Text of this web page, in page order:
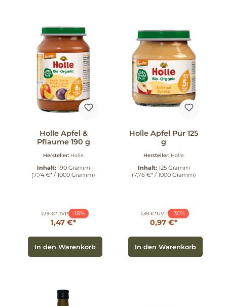
Holle Apfel &
Pflaume 190 g
Hersteller: Holle
Inhalt: 190 Gramm
(7,74 €* / 1000 Gramm)
1,79 €*UVP -18%
1,47 €*
In den Warenkorb
Holle Apfel Pur 125
g
Hersteller: Holle
Inhalt: 125 Gramm
(7,76 €* / 1000 Gramm)
1,39 €*UVP -30%
0,97 €*
In den Warenkorb